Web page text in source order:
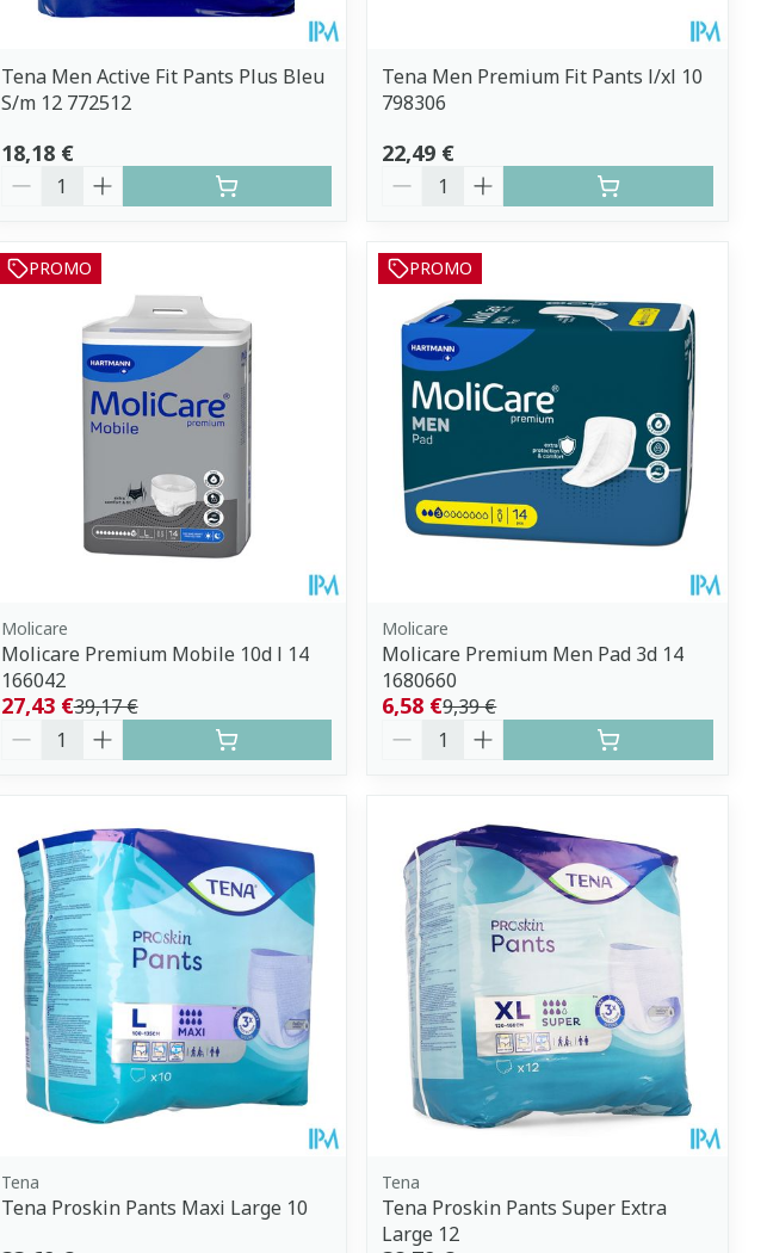
Tena Men Active Fit Pants Plus Bleu
S/m 12 772512
18,18 €
Quantité
Tena Men Premium Fit Pants l/xl 10
798306
22,49 €
Quantité
PROMO
Molicare
Molicare Premium Mobile 10d l 14
166042
39,17 €
27,43 €
Quantité
PROMO
Molicare
Molicare Premium Men Pad 3d 14
1680660
9,39 €
6,58 €
Quantité
Tena
Tena Proskin Pants Maxi Large 10
Tena
Tena Proskin Pants Super Extra
Large 12